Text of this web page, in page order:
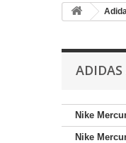
ADIDAS
Nike
Nike